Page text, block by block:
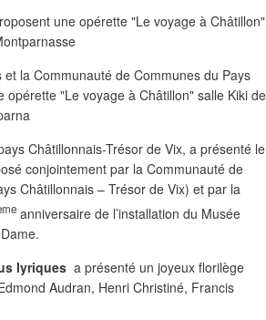
Châtillonnais-Trésor de Vix, a présenté le
conjointement par la Communauté de
Châtillonnais – Trésor de Vix) et par la
anniversaire de l’installation du Musée
lyriques a présenté un joyeux florilège
Audran, Henri Christiné, Francis